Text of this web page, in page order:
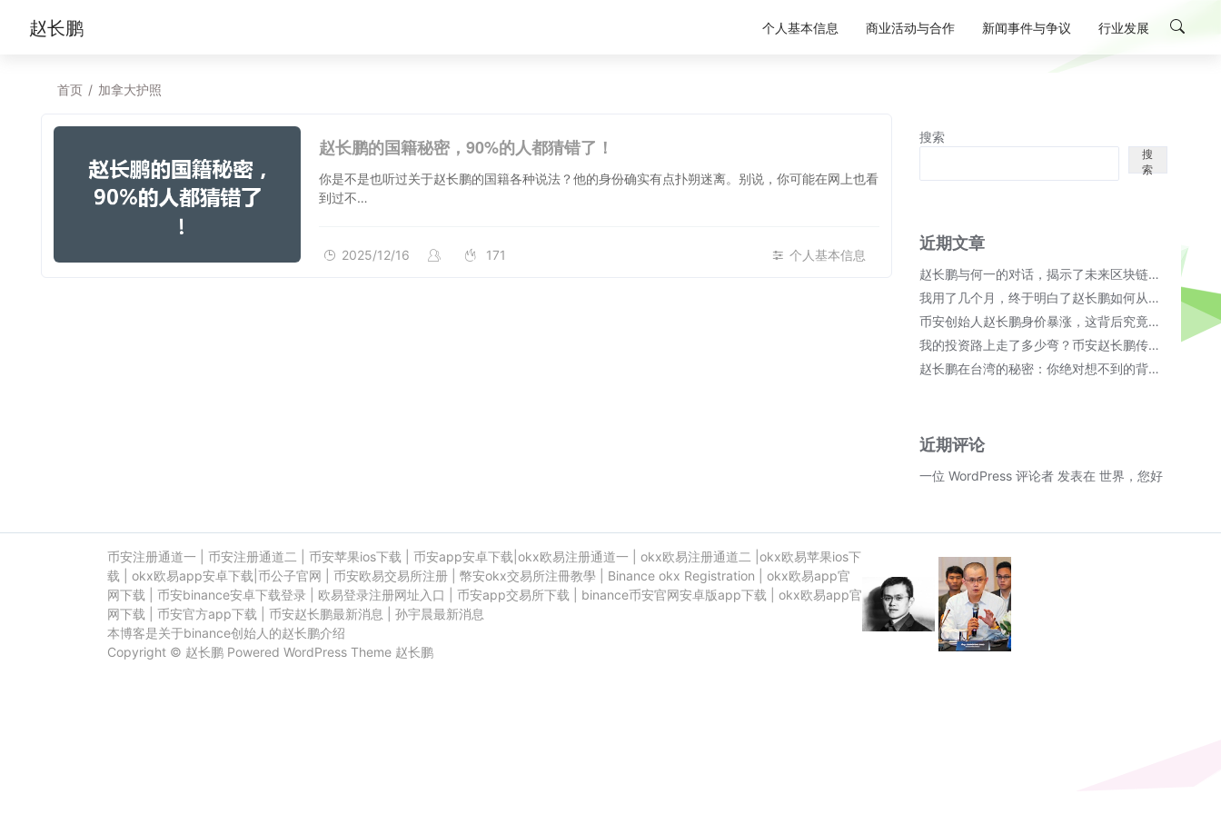
赵长鹏 个人基本信息 商业活动与合作 新闻事件与争议 行业发展
首页 / 加拿大护照
赵长鹏的国籍秘密，90%的人都猜错了！
你是不是也听过关于赵长鹏的国籍各种说法？他的身份确实有点扑朔迷离。别说，你可能在网上也看
到过不…
个人基本信息
2025/12/16 171
搜索
搜
索
近期文章
赵长鹏与何一的对话，揭示了未来区块链的无限可能！
我用了几个月，终于明白了赵长鹏如何从币安崛起成首富的秘密；
币安创始人赵长鹏身价暴涨，这背后究竟隐藏了哪些秘密？
我的投资路上走了多少弯？币安赵长鹏传奇故事细节全揭晓！
赵长鹏在台湾的秘密：你绝对想不到的背后故事！
近期评论
一位 WordPress 评论者 发表在 世界，您好！
币安注册通道一 币安注册通道二 币安苹果ios下载 币安app安卓下载 okx欧易注册通道一 okx欧易注册通道二
okx欧易苹果ios下
载
okx欧易app安卓下载 币公子官网 币安欧易交易所注册| 幣安okx交易所注冊教學| Binance okx Registration
okx欧易app官
网下载
币安binance安卓下载登录| 欧易登录注册网址入口 币安app交易所下载 binance币安官网安卓版app下载
okx欧易app官
网下载
币安官方app下载 币安赵长鹏最新消息
孙宇晨最新消息
本博客是关于binance创始人的赵长鹏介绍
Copyright © 赵长鹏Powered WordPressTheme 赵长鹏